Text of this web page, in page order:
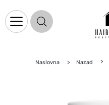
Naslovna Nazad